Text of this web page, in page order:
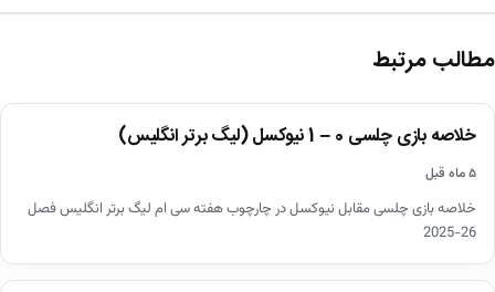
مطالب مرتبط
خلاصه بازی چلسی 0 – 1 نیوکسل (لیگ برتر انگلیس)
۵ ماه قبل
خلاصه بازی چلسی مقابل نیوکسل در چارچوب هفته سی ام لیگ برتر انگلیس فصل
26-2025